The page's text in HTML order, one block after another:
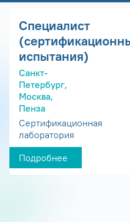
Специалист
испытания)
Санкт-
Петербург,
Москва,
Пенза
Сертификационная
лаборатория
Подробнее